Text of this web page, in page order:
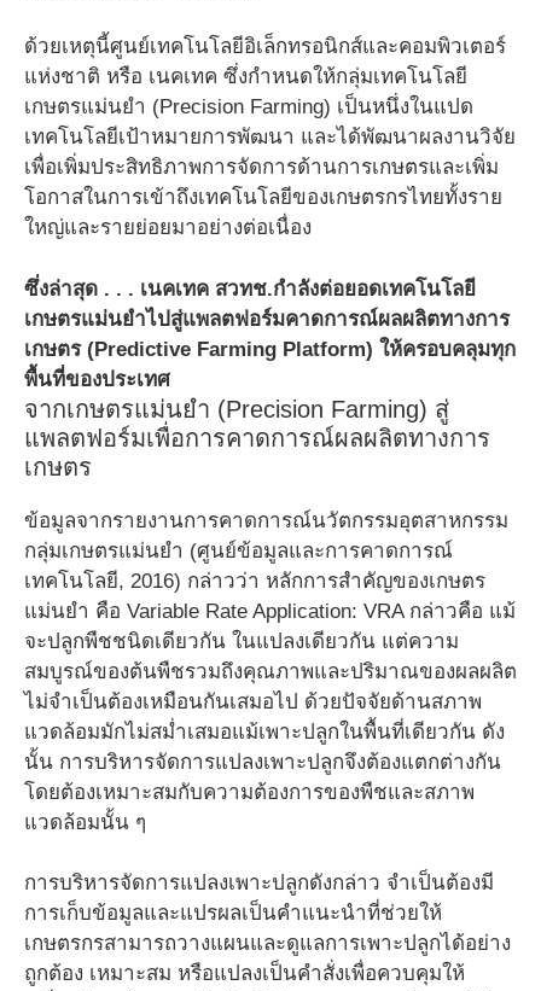
ด้วยเหตุนี้ศูนย์เทคโนโลยีอิเล็กทรอนิกส์และคอมพิวเตอร์
แห่งชาติ หรือ เนคเทค ซึ่งกำหนดให้กลุ่มเทคโนโลยี
เกษตรแม่นยำ (Precision Farming) เป็นหนึ่งในแปด
เทคโนโลยีเป้าหมายการพัฒนา และได้พัฒนาผลงานวิจัย
เพื่อเพิ่มประสิทธิภาพการจัดการด้านการเกษตรและเพิ่ม
โอกาสในการเข้าถึงเทคโนโลยีของเกษตรกรไทยทั้งราย
ใหญ่และรายย่อยมาอย่างต่อเนื่อง
ซึ่งล่าสุด . . . เนคเทค สวทช.กำลังต่อยอดเทคโนโลยี
เกษตรแม่นยำไปสู่แพลตฟอร์มคาดการณ์ผลผลิตทางการ
เกษตร (Predictive Farming Platform) ให้ครอบคลุมทุก
พื้นที่ของประเทศ
จากเกษตรแม่นยำ (Precision Farming) สู่
แพลตฟอร์มเพื่อการคาดการณ์ผลผลิตทางการ
เกษตร
ข้อมูลจากรายงานการคาดการณ์นวัตกรรมอุตสาหกรรม
กลุ่มเกษตรแม่นยำ (ศูนย์ข้อมูลและการคาดการณ์
เทคโนโลยี, 2016) กล่าวว่า หลักการสำคัญของเกษตร
แม่นยำ คือ Variable Rate Application: VRA กล่าวคือ แม้
จะปลูกพืชชนิดเดียวกัน ในแปลงเดียวกัน แต่ความ
สมบูรณ์ของต้นพืชรวมถึงคุณภาพและปริมาณของผลผลิต
ไม่จำเป็นต้องเหมือนกันเสมอไป ด้วยปัจจัยด้านสภาพ
แวดล้อมมักไม่สม่ำเสมอแม้เพาะปลูกในพื้นที่เดียวกัน ดัง
นั้น การบริหารจัดการแปลงเพาะปลูกจึงต้องแตกต่างกัน
โดยต้องเหมาะสมกับความต้องการของพืชและสภาพ
แวดล้อมนั้น ๆ
การบริหารจัดการแปลงเพาะปลูกดังกล่าว จำเป็นต้องมี
การเก็บข้อมูลและแปรผลเป็นคำแนะนำที่ช่วยให้
เกษตรกรสามารถวางแผนและดูแลการเพาะปลูกได้อย่าง
ถูกต้อง เหมาะสม หรือแปลงเป็นคำสั่งเพื่อควบคุมให้